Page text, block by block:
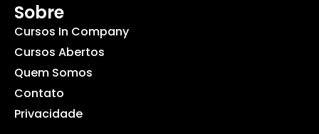
Sobre
Cursos In Company
Cursos Abertos
Quem Somos
Contato
Privacidade